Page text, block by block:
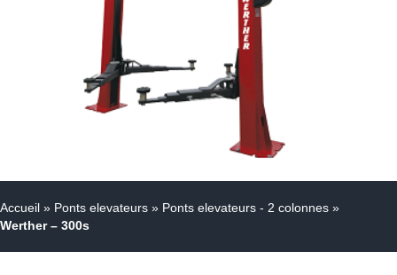
Accueil » Ponts elevateurs » Ponts elevateurs - 2 colonnes »
Werther – 300s